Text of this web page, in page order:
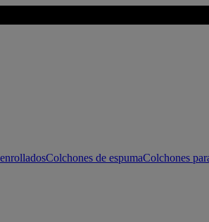
Colchones de espumaColchones